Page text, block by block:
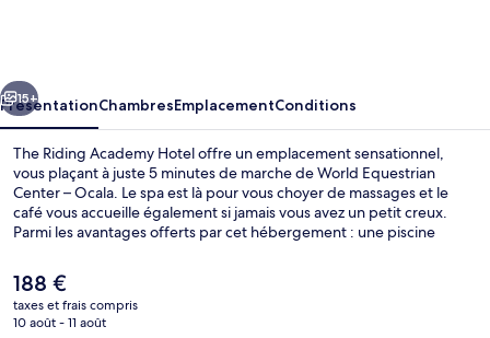
Suivant
15+
PrésentationChambresEmplacementConditions
The Riding Academy Hotel offre un emplacement sensationnel,
vous plaçant à juste 5 minutes de marche de World Equestrian
Center – Ocala. Le spa est là pour vous choyer de massages et le
café vous accueille également si jamais vous avez un petit creux.
Parmi les avantages offerts par cet hébergement : une piscine
voyageurs ne disent que du bien en ce qui concerne le personnel
attentionné.
Le
prix
actuel
188 €
taxes et frais compris
10 août - 11 août